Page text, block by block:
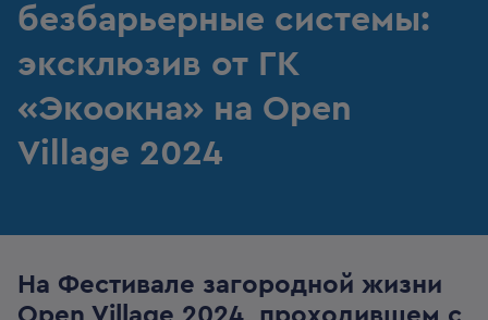
безбарьерные системы:
эксклюзив от ГК
«Экоокна» на Open
Village 2024
На Фестивале загородной жизни